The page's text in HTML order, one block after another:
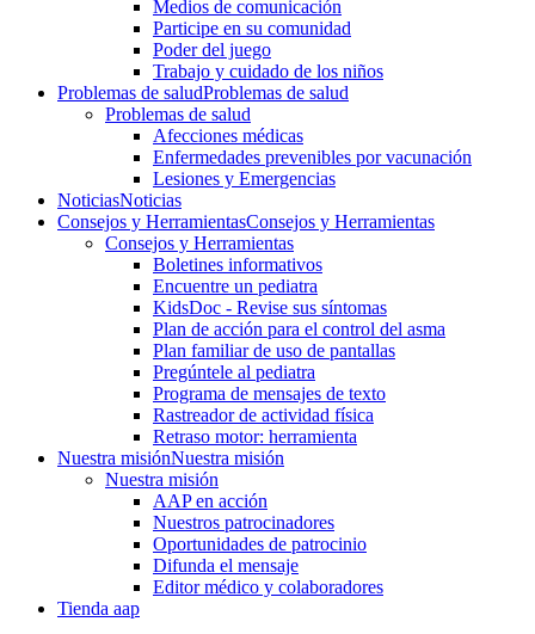
Medios de comunicación
Participe en su comunidad
Poder del juego
Trabajo y cuidado de los niños
Problemas de saludProblemas de salud
Problemas de salud
Afecciones médicas
Enfermedades prevenibles por vacunación
Lesiones y Emergencias
NoticiasNoticias
Consejos y HerramientasConsejos y Herramientas
Consejos y Herramientas
Boletines informativos
Encuentre un pediatra
KidsDoc - Revise sus síntomas
Plan de acción para el control del asma
Plan familiar de uso de pantallas
Pregúntele al pediatra
Programa de mensajes de texto
Rastre​​ador de activida​d física
Retraso motor: herramienta
Nuestra misiónNuestra misión
Nuestra misión
AAP en acción
Nuestros patrocinadores
Oportunidades de patrocinio
Difunda el mensaje
Editor médico y colaboradores
Tienda aap